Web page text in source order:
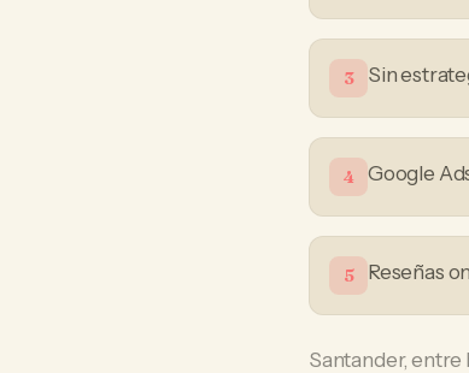
3 Sin
4 Google
5 Reseñas
Santander,